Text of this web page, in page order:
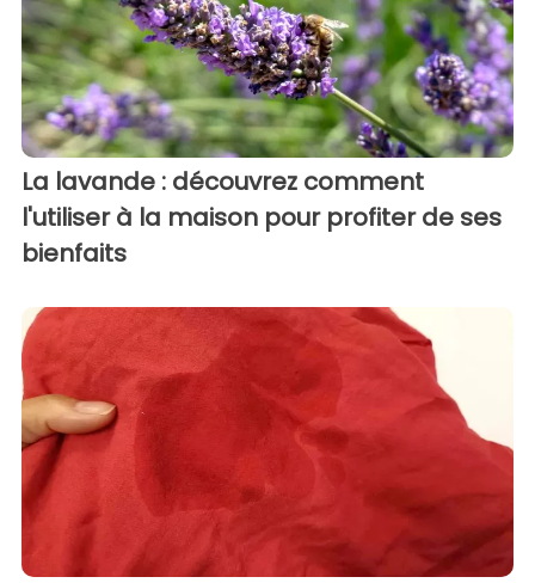
La lavande : découvrez comment
l'utiliser à la maison pour profiter de ses
bienfaits